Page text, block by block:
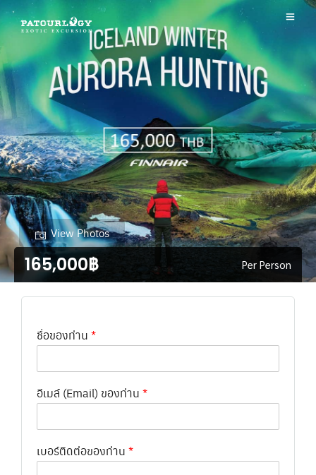
View Photos
165,000฿ Per Person
ชื่อของท่าน *
อีเมล์ (Email) ของท่าน *
เบอร์ติดต่อของท่าน *